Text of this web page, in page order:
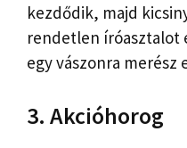
kezdődik, majd
rendetlen íróasztalot
egy vászonra merész
3. Akcióhorog